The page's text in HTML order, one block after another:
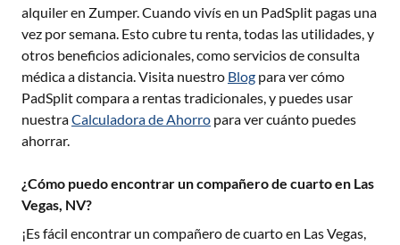
alquiler en Zumper. Cuando vivís en un PadSplit pagas una
vez por semana. Esto cubre tu renta, todas las utilidades, y
otros beneficios adicionales, como servicios de consulta
médica a distancia. Visita nuestro Blog para ver cómo
PadSplit compara a rentas tradicionales, y puedes usar
nuestraCalculadora de Ahorro para ver cuánto puedes
ahorrar.
¿Cómo puedo encontrar un compañero de cuarto en Las
Vegas, NV?
¡Es fácil encontrar un compañero de cuarto en Las Vegas,